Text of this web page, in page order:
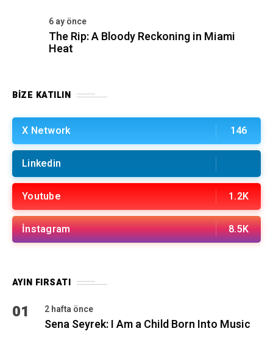
6 ay önce
The Rip: A Bloody Reckoning in Miami
Heat
BIZE KATILIN
X Network 146
Linkedin
Youtube 1.2K
İnstagram 8.5K
AYIN FIRSATI
01 2 hafta önce
Sena Seyrek: I Am a Child Born Into Music